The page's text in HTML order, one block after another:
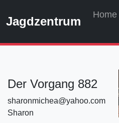
Jagdzentrum Home
Der Vorgang 882
sharonmichea@yahoo.com
Sharon